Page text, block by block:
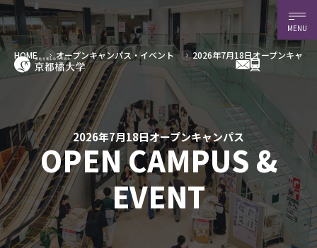
MENU
2026年7月18日オープンキャンパス
OPEN CAMPUS &
EVENT
HOME オープンキャンパス・イベント 2026年7月18日オープンキャン